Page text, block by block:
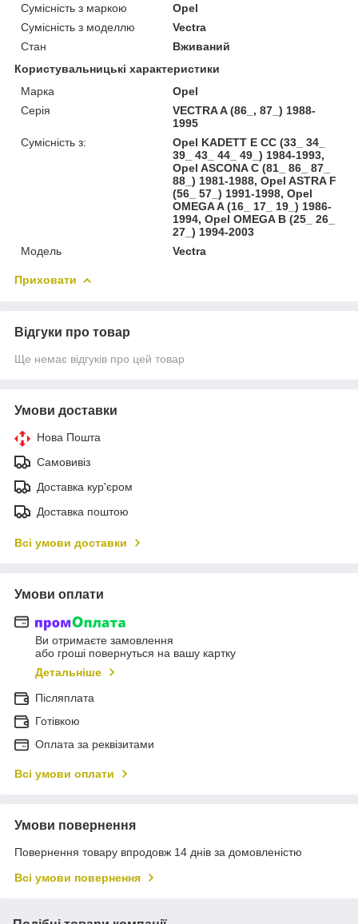
Сумісність з маркою
Opel
Сумісність з моделлю
Vectra
Стан
Вживаний
Користувальницькі характеристики
Марка
Opel
Серія
VECTRA A (86_, 87_) 1988-
1995
Сумісність з:
Opel KADETT E CC (33_ 34_
39_ 43_ 44_ 49_) 1984-1993,
Opel ASCONA C (81_ 86_ 87_
88_) 1981-1988, Opel ASTRA F
(56_ 57_) 1991-1998, Opel
OMEGA A (16_ 17_ 19_) 1986-
1994, Opel OMEGA B (25_ 26_
27_) 1994-2003
Модель
Vectra
Приховати
Відгуки про товар
Ще немає відгуків про цей товар
Умови доставки
Нова Пошта
Самовивіз
Доставка кур'єром
Доставка поштою
Всі умови доставки
Умови оплати
Ви отримаєте замовлення
або гроші повернуться на вашу картку
Детальніше
Післяплата
Готівкою
Оплата за реквізитами
Всі умови оплати
Умови повернення
Повернення товару впродовж 14 днів за домовленістю
Всі умови повернення